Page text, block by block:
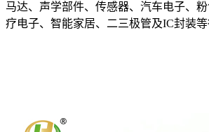
马达、声学部件、传感器、汽车电子、
疗电子、智能家居、二三极管及IC封装等